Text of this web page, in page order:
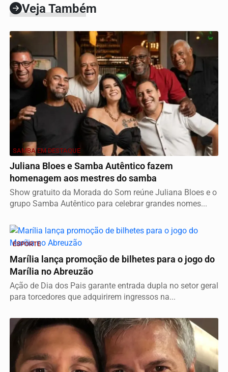
Veja Também
SAMBA EM DESTAQUE
Juliana Bloes e Samba Autêntico fazem
homenagem aos mestres do samba
Show gratuito da Morada do Som reúne Juliana Bloes e o
grupo Samba Autêntico para celebrar grandes nomes...
ESPORTE
Marília lança promoção de bilhetes para o jogo do
Marília no Abreuzão
Ação de Dia dos Pais garante entrada dupla no setor geral
para torcedores que adquirirem ingressos na...